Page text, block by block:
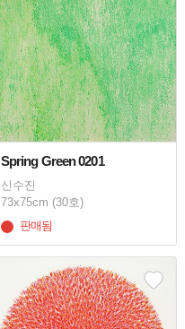
Spring Green 0201
신수진
73x75cm (30호)
판매됨